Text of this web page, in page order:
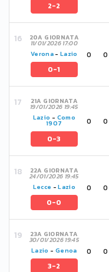
2-2
20A GIORNATA
11/01/2026 17:00
Verona -Lazio
0-1
0 0
21A GIORNATA
19/01/2026 19:45
Lazio - Como
1907
0-3
0 0
22A GIORNATA
24/01/2026 19:45
Lecce -Lazio
0-0
0 0
23A GIORNATA
30/01/2026 19:45
Lazio - Genoa
3-2
0 0